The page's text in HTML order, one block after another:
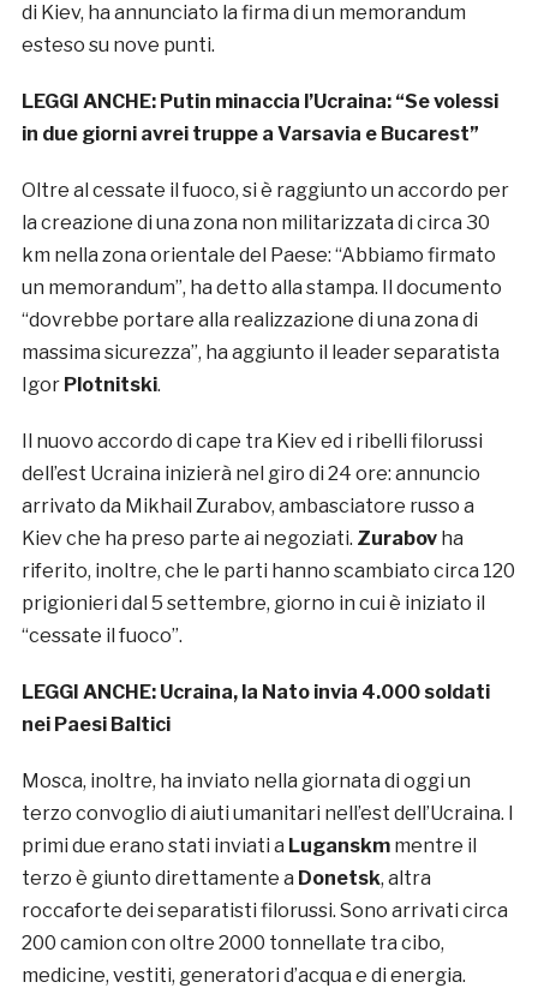
di Kiev, ha annunciato la firma di un memorandum
esteso su nove punti.
LEGGI ANCHE: Putin minaccia l’Ucraina: “Se volessi
in due giorni avrei truppe a Varsavia e Bucarest”
Oltre al cessate il fuoco, si è raggiunto un accordo per
la creazione di una zona non militarizzata di circa 30
km nella zona orientale del Paese: “Abbiamo firmato
un memorandum”, ha detto alla stampa. Il documento
“dovrebbe portare alla realizzazione di una zona di
massima sicurezza”, ha aggiunto il leader separatista
Igor Plotnitski.
Il nuovo accordo di cape tra Kiev ed i ribelli filorussi
dell’est Ucraina inizierà nel giro di 24 ore: annuncio
arrivato da Mikhail Zurabov, ambasciatore russo a
Kiev che ha preso parte ai negoziati. Zurabovha
riferito, inoltre, che le parti hanno scambiato circa 120
prigionieri dal 5 settembre, giorno in cui è iniziato il
“cessate il fuoco”.
LEGGI ANCHE: Ucraina, la Nato invia 4.000 soldati
nei Paesi Baltici
Mosca, inoltre, ha inviato nella giornata di oggi un
terzo convoglio di aiuti umanitari nell’est dell’Ucraina. I
primi due erano stati inviati a Luganskmmentre il
terzo è giunto direttamente a Donetsk, altra
roccaforte dei separatisti filorussi. Sono arrivati circa
200 camion con oltre 2000 tonnellate tra cibo,
medicine, vestiti, generatori d’acqua e di energia.